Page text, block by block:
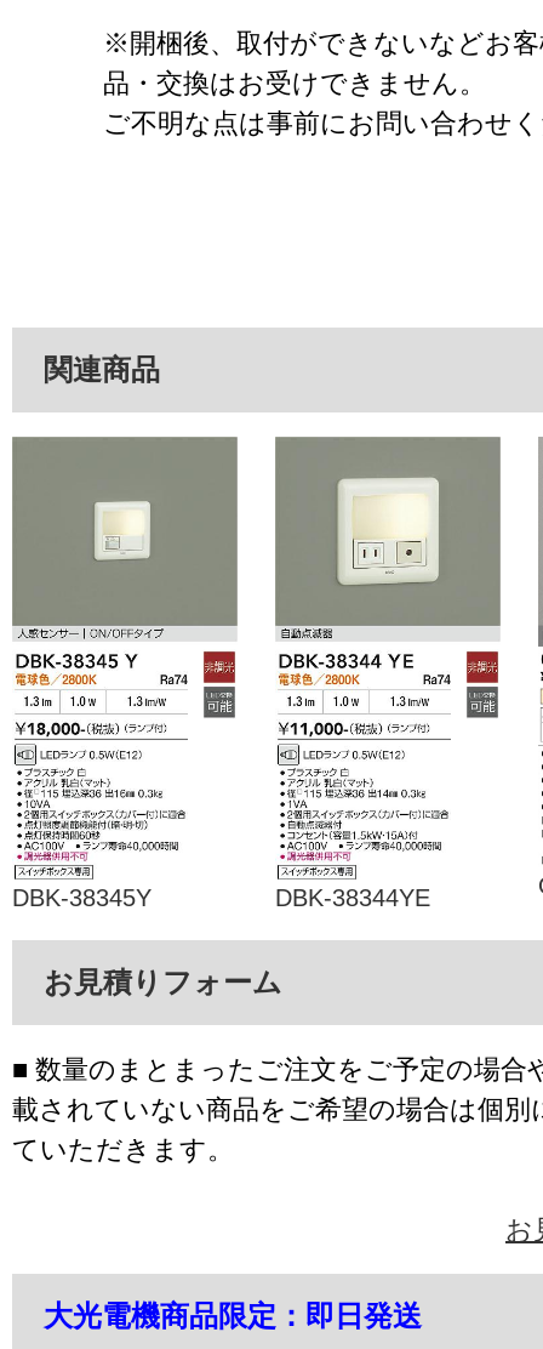
※開梱後、取付ができないなどお
品・交換はお受けできません。
ご不明な点は事前にお問い合わせ
関連商品
DBK-38345Y DBK-38344YE
お見積りフォーム
■ 数量のまとまったご注文をご予定の場合
載されていない商品をご希望の場合は個別
ていただきます。
お
大光電機商品限定：即日発送